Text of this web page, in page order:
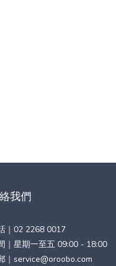
我們
｜ 02 2268 0017
｜星期一至五 09:00 - 18:00
｜ service@oroobo.com